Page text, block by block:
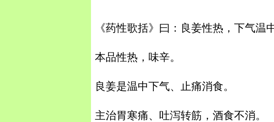
《药性歌括》曰：良姜性热，下气温
本品性热，味辛。
良姜是温中下气、止痛消食。
主治胃寒痛、吐泻转筋，酒食不消。